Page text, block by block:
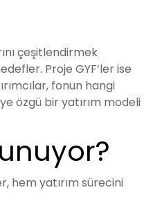
çeşitlendirmek
Proje GYF’ler ise
fonun hangi
özgü bir yatırım modeli
hem yatırım sürecini